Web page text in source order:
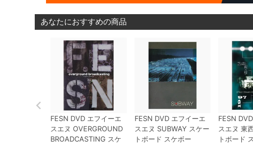
あなたにおすすめの商品
FESN DVD エフイーエ
スエヌ OVERGROUND
BROADCASTING スケ
FESN DVDエフイーエ
スエヌ SUBWAY スケー
トボード スケボー
FESN DVD
スエヌ 東
トボード